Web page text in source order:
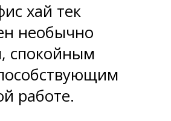
хай тек
необычно
спокойным
работе.